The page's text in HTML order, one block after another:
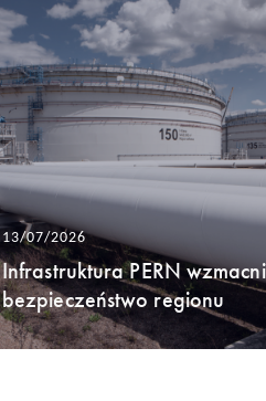
13/07/2026
Infrastruktura PERN
bezpieczeństwo regionu